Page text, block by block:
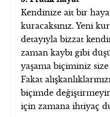
Kendinize ait bir
kuracaksınız. Yeni
detayıyla bizzat
zaman kaybı gibi
yaşama biçiminiz
Fakat
biçimde
için zamana ihtiyaç